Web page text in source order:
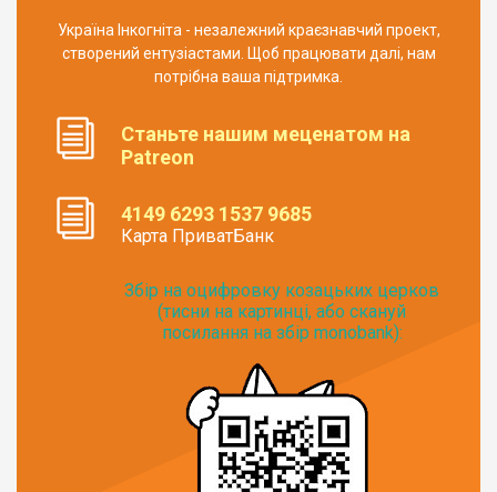
Україна Інкогніта - незалежний краєзнавчий проект,
створений ентузіастами. Щоб працювати далі, нам
потрібна ваша підтримка.
Станьте нашим меценатом на
Patreon
4149 6293 1537 9685
Карта ПриватБанк
Збір на оцифровку козацьких церков
(тисни на картинці, або скануй
посилання на збір monobank):